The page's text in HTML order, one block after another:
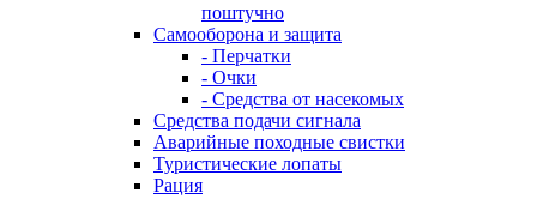
поштучно
Самооборона и защита
- Перчатки
- Очки
- Средства от насекомых
Средства подачи сигнала
Аварийные походные свистки
Туристические лопаты
Рация